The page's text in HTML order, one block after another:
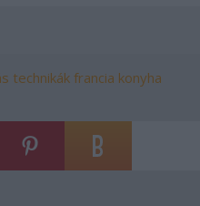
technikák francia konyha